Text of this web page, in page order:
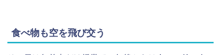
食べ物も空を飛び交う